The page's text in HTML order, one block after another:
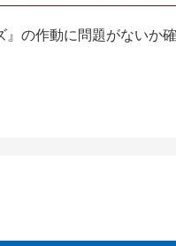
の作動に問題がないか